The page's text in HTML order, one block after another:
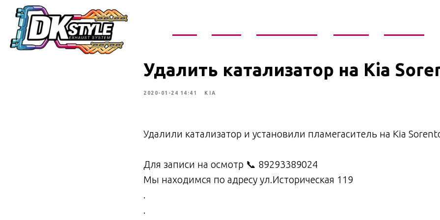
Удалить катализатор на Kia
2020-01-24 14:41 KIA
Удалили катализатор и установили пламегаситель на Kia
Для записи на осмотр 📞 89293389024
Мы находимся по адресу ул.Историческая 119
.
.